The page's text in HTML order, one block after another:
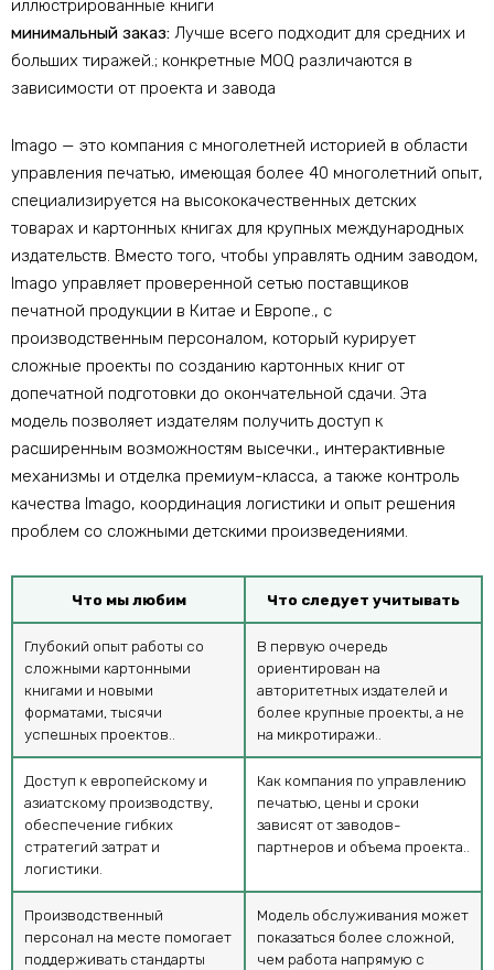
иллюстрированные книги
минимальный заказ: Лучше всего подходит для средних и
больших тиражей.; конкретные MOQ различаются в
зависимости от проекта и завода
Imago — это компания с многолетней историей в области
управления печатью, имеющая более 40 многолетний опыт,
специализируется на высококачественных детских
товарах и картонных книгах для крупных международных
издательств. Вместо того, чтобы управлять одним заводом,
Imago управляет проверенной сетью поставщиков
печатной продукции в Китае и Европе., с
производственным персоналом, который курирует
сложные проекты по созданию картонных книг от
допечатной подготовки до окончательной сдачи. Эта
модель позволяет издателям получить доступ к
расширенным возможностям высечки., интерактивные
механизмы и отделка премиум-класса, а также контроль
качества Imago, координация логистики и опыт решения
проблем со сложными детскими произведениями.
Что мы любим Что следует учитывать
Глубокий опыт работы со
сложными картонными
книгами и новыми
форматами, тысячи
успешных проектов..
В первую очередь
ориентирован на
авторитетных издателей и
более крупные проекты, а не
на микротиражи..
Доступ к европейскому и
азиатскому производству,
обеспечение гибких
стратегий затрат и
логистики.
Как компания по управлению
печатью, цены и сроки
зависят от заводов-
партнеров и объема проекта..
Производственный
персонал на месте помогает
поддерживать стандарты
Модель обслуживания может
показаться более сложной,
чем работа напрямую с